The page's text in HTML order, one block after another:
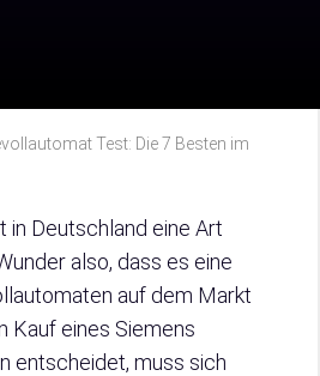
Test: Die 7 Besten im
in Deutschland eine Art
also, dass es eine
auf dem Markt
Kauf eines Siemens
entscheidet, muss sich